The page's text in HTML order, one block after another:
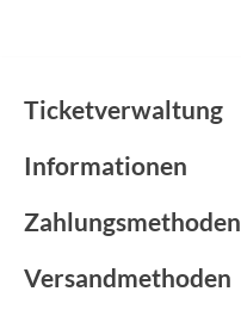
Ticketverwaltung
Informationen
Zahlungsmethoden
Versandmethoden